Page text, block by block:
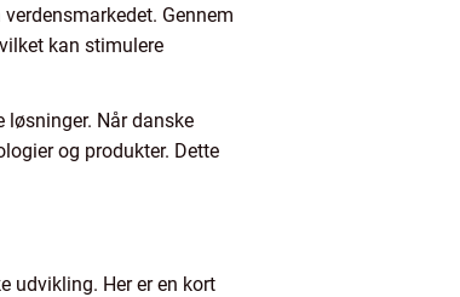
Gennem
kan stimulere
Når danske
og produkter. Dette
udvikling. Her er en kort